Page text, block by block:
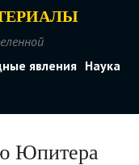
явления Наука
Юпитера